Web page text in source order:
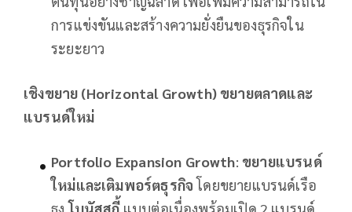
การแข่งขันและสร้างความยั่งยืนของธุรกิจใน
ระยะยาว
เชิงขยาย (Horizontal Growth) ขยายตลาดและ
แบรนด์ใหม่
Portfolio Expansion Growth: ขยายแบรนด์
ใหม่และเติมพอร์ตธุรกิจ โดยขยายแบรนด์เรือ